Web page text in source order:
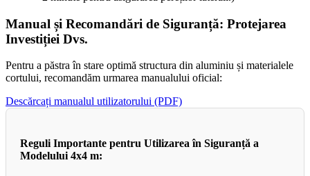
Manual și Recomandări de Siguranță: Protejarea
Investiției Dvs.
Pentru a păstra în stare optimă structura din aluminiu și materialele
cortului, recomandăm urmarea manualului oficial:
Descărcați manualul utilizatorului (PDF)
Reguli Importante pentru Utilizarea în Siguranță a
Modelului 4x4 m: